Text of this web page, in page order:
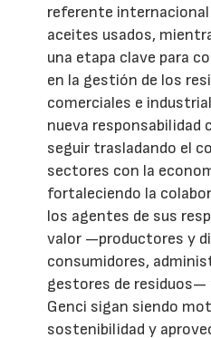
referente
aceites usados,
una etapa clave para
en la gestión de los
comerciales e
nueva responsabilidad
seguir trasladando el
sectores con la
fortaleciendo la
los agentes de sus
valor —productores y
consumidores,
gestores de residuos—
Genci sigan siendo
sostenibilidad y